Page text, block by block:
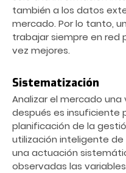
también a los datos
mercado. Por lo tanto,
trabajar siempre en red
vez mejores.
Sistematización
Analizar el mercado una
después es insuficiente
planificación de la
utilización inteligente
una actuación
observadas las